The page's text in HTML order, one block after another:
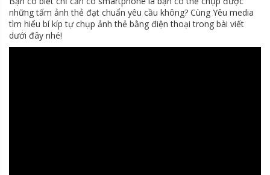
những tấm ảnh thẻ đạt chuẩn yêu cầu không? Cùng Yêu media
tìm hiểu bí kíp tự chụp ảnh thẻ bằng điện thoại trong bài viết
dưới đây nhé!